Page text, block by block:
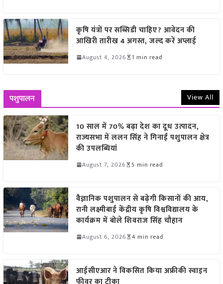
कृषि यंत्रों पर सब्सिडी चाहिए? आवेदन की
आखिरी तारीख 4 अगस्त, जल्द करें अप्लाई
August 4, 2026 1 min read
पशुपालन View All
10 साल में 70% बढ़ा देश का दूध उत्पादन,
राज्यसभा में ललन सिंह ने गिनाईं पशुपालन क्षेत्र
की उपलब्धियां
August 7, 2026 5 min read
वैज्ञानिक पशुपालन से बढ़ेगी किसानों की आय,
रानी लक्ष्मीबाई केंद्रीय कृषि विश्वविद्यालय के
कार्यक्रम में बोले शिवराज सिंह चौहान
August 6, 2026 4 min read
आईसीएआर ने विकसित किया अफ्रीकी स्वाइन